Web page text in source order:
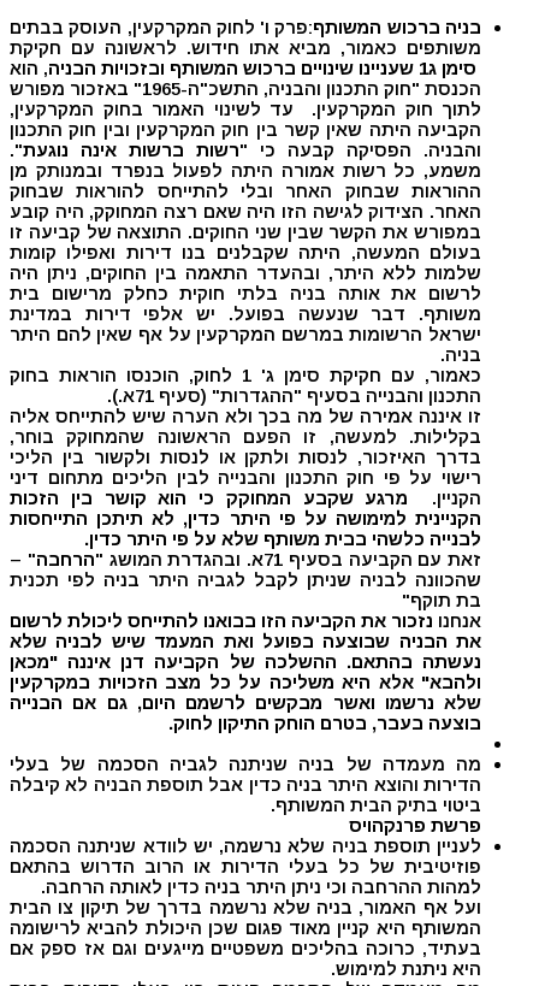
בניה ברכוש המשותף:פרק ו' לחוק המקרקעין, העוסק בבתים
משותפים כאמור, מביא אתו חידוש. לראשונה עם חקיקת
סימן ג1
שעניינו שינויים ברכוש המשותף ובזכויות הבניה, הוא
הכנסת "חוק התכנון והבניה, התשכ"ה-1965" באזכור מפורש
לתוך חוק המקרקעין. עד לשינוי האמור בחוק המקרקעין,
הקביעה היתה שאין קשר בין חוק המקרקעין ובין חוק התכנון
והבניה. הפסיקה קבעה כי "רשות ברשות אינה נוגעת".
משמע, כל רשות אמורה היתה לפעול בנפרד ובמנותק מן
ההוראות שבחוק האחר ובלי להתייחס להוראות שבחוק
האחר. הצידוק לגישה הזו היה שאם רצה המחוקק, היה קובע
במפורש את הקשר שבין שני החוקים. התוצאה של קביעה זו
בעולם המעשה, היתה שקבלנים בנו דירות ואפילו קומות
שלמות ללא היתר, ובהעדר התאמה בין החוקים, ניתן היה
לרשום את אותה בניה בלתי חוקית כחלק מרישום בית
משותף. דבר שנעשה בפועל. יש אלפי דירות במדינת
ישראל הרשומות במרשם המקרקעין על אף שאין להם היתר
בניה.
כאמור, עם חקיקת סימן ג' 1 לחוק, הוכנסו הוראות בחוק
התכנון והבנייה בסעיף "ההגדרות" (סעיף 71א.).
זו איננה אמירה של מה בכך ולא הערה שיש להתייחס אליה
בקלילות. למעשה, זו הפעם הראשונה שהמחוקק בוחר,
בדרך האיזכור, לנסות ולתקן או לנסות ולקשור בין הליכי
רישוי על פי חוק התכנון והבנייה לבין הליכים מתחום דיני
הקניין. מרגע שקבע המחוקק כי הוא קושר בין הזכות
הקניינית למימושה על פי היתר כדין, לא תיתכן התייחסות
לבנייה כלשהי בבית משותף שלא על פי היתר כדין.
זאת עם הקביעה בסעיף 71א. ובהגדרת המושג "
הרחבה" –
שהכוונה לבניה שניתן לקבל לגביה היתר בניה לפי תכנית
בת תוקף"
אנחנו נזכור את הקביעה הזו בבואנו להתייחס ליכולת לרשום
את הבניה שבוצעה בפועל ואת המעמד שיש לבניה שלא
נעשתה בהתאם. ההשלכה של הקביעה דנן איננה "מכאן
ולהבא" אלא היא משליכה על כל מצב הזכויות במקרקעין
שלא נרשמו ואשר מבקשים לרשמם היום, גם אם הבנייה
בוצעה בעבר, בטרם הוחק התיקון לחוק.
מה מעמדה של בניה שניתנה לגביה הסכמה של בעלי
הדירות והוצא היתר בניה כדין אבל תוספת הבניה לא קיבלה
ביטוי בתיק הבית המשותף.
פרשת פרנקהויס
לעניין תוספת בניה שלא נרשמה, יש לוודא שניתנה הסכמה
פוזיטיבית של כל בעלי הדירות או הרוב הדרוש בהתאם
למהות ההרחבה וכי ניתן היתר בניה כדין לאותה הרחבה.
ועל אף האמור, בניה שלא נרשמה בדרך של תיקון צו הבית
המשותף היא קניין מאוד פגום שכן היכולת להביא לרישומה
בעתיד, כרוכה בהליכים משפטיים מייגעים וגם אז ספק אם
היא ניתנת למימוש.